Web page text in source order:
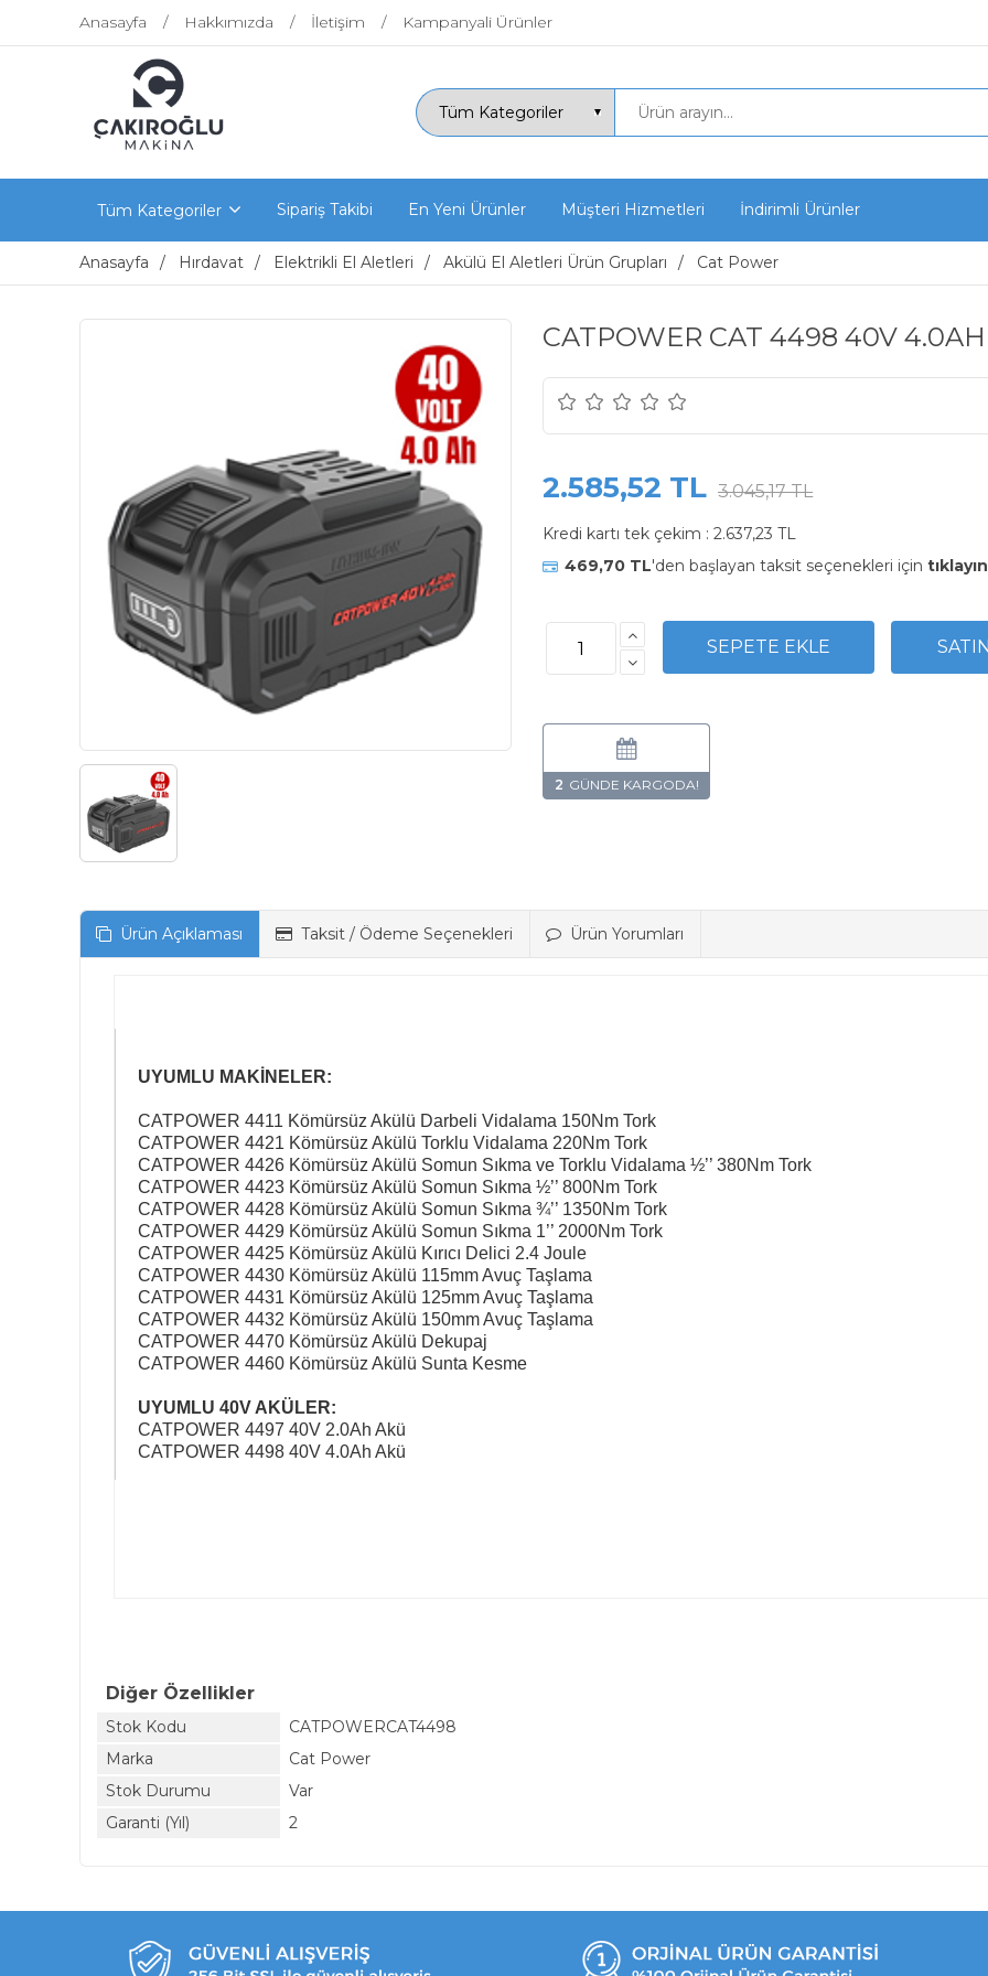
Anasayfa Hakkımızda İletişim Kampanyali Ürünler
Tüm Kategoriler Sipariş Takibi En Yeni Ürünler Müşteri Hizmetleri İndirimli Ürünler
Anasayfa Hırdavat Elektrikli El Aletleri Akülü El Aletleri Ürün Grupları Cat Power
CATPOWER CAT 4498 40V
2.585,52 TL 3.045,17 TL
Kredi kartı tek çekim : 2.637,23 TL
469,70 TL'den başlayan taksit seçenekleri için
2
Ürün Açıklaması Taksit / Ödeme Seçenekleri Ürün Yorumları
UYUMLU MAKİNELER:
CATPOWER 4411 Kömürsüz Akülü Darbeli Vidalama 150Nm Tork
CATPOWER 4421 Kömürsüz Akülü Torklu Vidalama 220Nm Tork
CATPOWER 4426 Kömürsüz Akülü Somun Sıkma ve Torklu Vidalama ½’’ 380Nm Tork
CATPOWER 4423 Kömürsüz Akülü Somun Sıkma ½’’ 800Nm Tork
CATPOWER 4428 Kömürsüz Akülü Somun Sıkma ¾’’ 1350Nm Tork
CATPOWER 4429 Kömürsüz Akülü Somun Sıkma 1’’ 2000Nm Tork
CATPOWER 4425 Kömürsüz Akülü Kırıcı Delici 2.4 Joule
CATPOWER 4430 Kömürsüz Akülü 115mm Avuç Taşlama
CATPOWER 4431 Kömürsüz Akülü 125mm Avuç Taşlama
CATPOWER 4432 Kömürsüz Akülü 150mm Avuç Taşlama
CATPOWER 4470 Kömürsüz Akülü Dekupaj
CATPOWER 4460 Kömürsüz Akülü Sunta Kesme
UYUMLU 40V AKÜLER:
CATPOWER 4497 40V 2.0Ah Akü
CATPOWER 4498 40V 4.0Ah Akü
Diğer Özellikler
Stok Kodu
CATPOWERCAT4498
Marka
Cat Power
Stok Durumu
Var
Garanti (Yıl)
2